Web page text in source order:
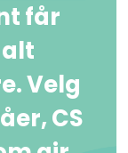
får
Velg
CS